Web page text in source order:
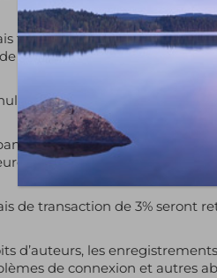
faire circuler le matériel
la formation sont interdits,
la formation si le nombre
l’inscription est
et sur présentation d’une
de transaction de 3% seront
d’auteurs, les
de connexion et autres